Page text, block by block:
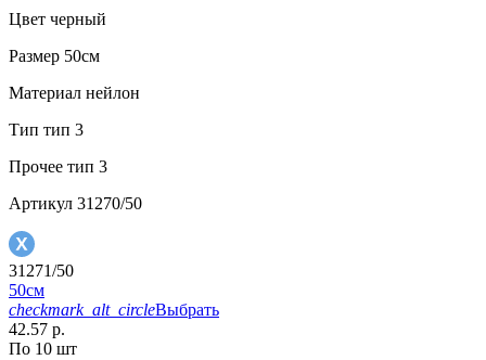
Цвет черный
Размер 50см
Материал нейлон
Тип тип 3
Прочее тип 3
Артикул 31270/50
31271/50
50см
checkmark_alt_circleВыбрать
42.57 р.
По 10 шт